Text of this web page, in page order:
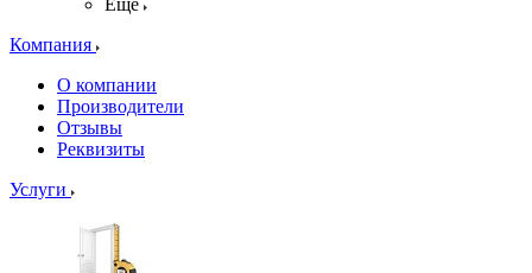
Еще
Компания
О компании
Производители
Отзывы
Реквизиты
Услуги